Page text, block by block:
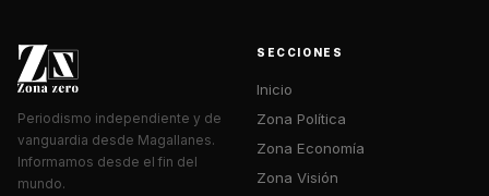
Periodismo independiente y de
vanguardia desde Magallanes.
Informamos desde el fin del
mundo.
SECCIONES
Inicio
Zona Política
Zona Economía
Zona Visión